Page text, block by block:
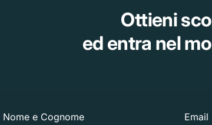
Ottieni
ed entra nel
Nome e Cognome Email